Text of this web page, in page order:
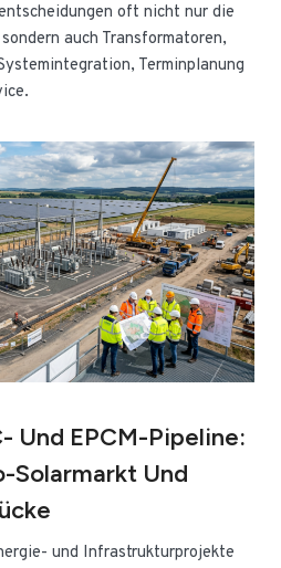
oft nicht nur die
auch Transformatoren,
Terminplanung
Und EPCM-Pipeline:
Solarmarkt Und
und Infrastrukturprojekte